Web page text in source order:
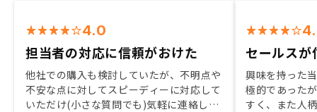
4.0
担当者の対応に信頼がおけた
他社での購入も検討していたが、不明点や
不安な点に対してスピーディーに対応して
いただけ(小さな質問でも)気軽に連絡して
セールスが
興味を持った
極的であった
すく、また人